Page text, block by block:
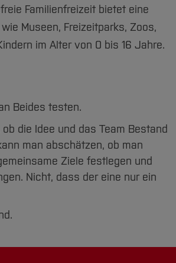
Familienfreizeit bietet eine
Museen, Freizeitparks, Zoos,
im Alter von 0 bis 16 Jahre.
Beides testen.
die Idee und das Team Bestand
man abschätzen, ob man
Ziele festlegen und
Nicht, dass der eine nur ein